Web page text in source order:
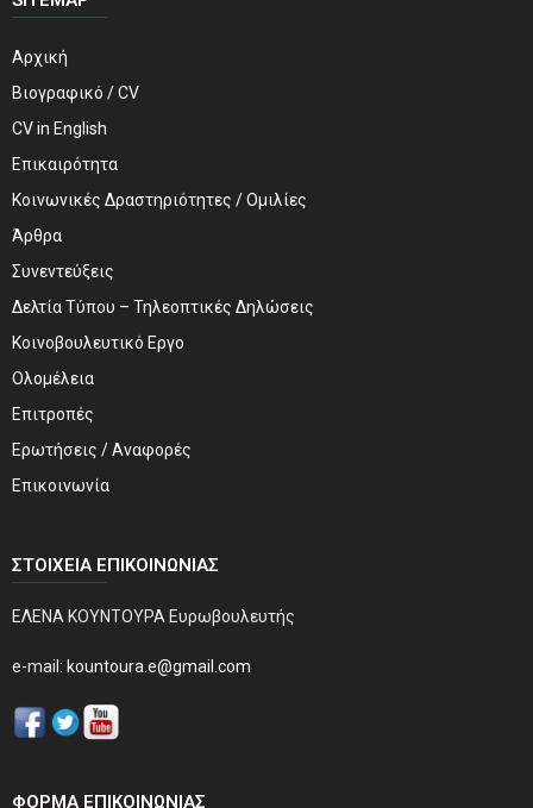
Αρχική
Βιογραφικό / CV
CV in English
Επικαιρότητα
Κοινωνικές Δραστηριότητες / Ομιλίες
Άρθρα
Συνεντεύξεις
Δελτία Τύπου – Τηλεοπτικές Δηλώσεις
Κοινοβουλευτικό Εργο
Ολομέλεια
Επιτροπές
Ερωτήσεις / Αναφορές
Επικοινωνία
ΣΤΟΙΧΕΊΑ ΕΠΙΚΟΙΝΩΝΊΑΣ
ΕΛΕΝΑ ΚΟΥΝΤΟΥΡΑ Ευρωβουλευτής
e-mail: kountoura.e@gmail.com
ΦΌΡΜΑ ΕΠΙΚΟΙΝΩΝΊΑΣ